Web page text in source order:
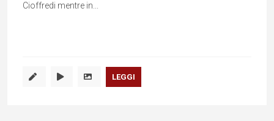
Cioffredi mentre in...
LEGGI